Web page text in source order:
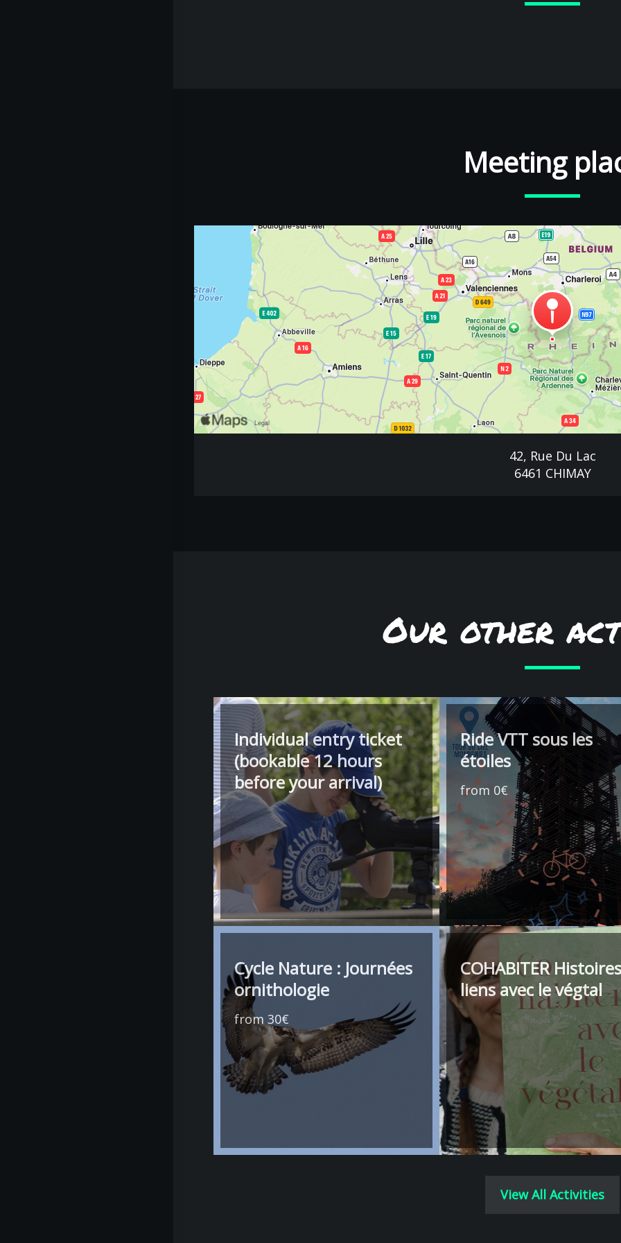
Meeting
42, Rue Du Lac
6461 CHIMAY
Our other
Individual entry ticket
(bookable 12 hours
before your arrival)
Ride VTT sous les
étoiles
from 0€
Cycle Nature : Journées
ornithologie
from 30€
COHABITER
liens avec le végtal
View All Activities